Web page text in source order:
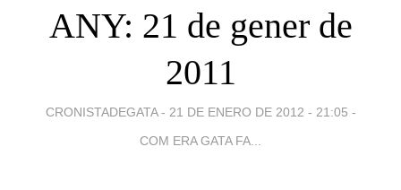
ANY: 21 de gener de
2011
CRONISTADEGATA - 21 DE ENERO DE 2012 - 21:05 -
COM ERA GATA FA...